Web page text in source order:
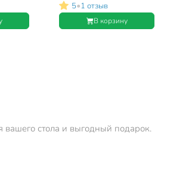
422-
круглые, Inspiration
Золотой цветок, Lefard, 422-
120, белые
5•1 отзыв
В корзину
стола и выгодный подарок.